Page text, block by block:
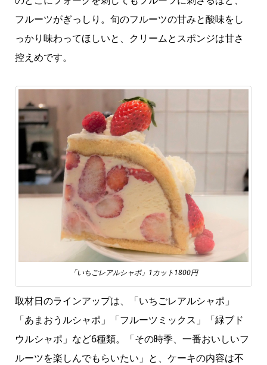
フルーツがぎっしり。旬のフルーツの甘みと酸味をし
っかり味わってほしいと、クリームとスポンジは甘さ
控えめです。
「いちごレアルシャポ」1カット1800円
取材日のラインアップは、「いちごレアルシャポ」
「あまおうルシャポ」「フルーツミックス」「緑ブド
ウルシャポ」など6種類。「その時季、一番おいしいフ
ルーツを楽しんでもらいたい」と、ケーキの内容は不